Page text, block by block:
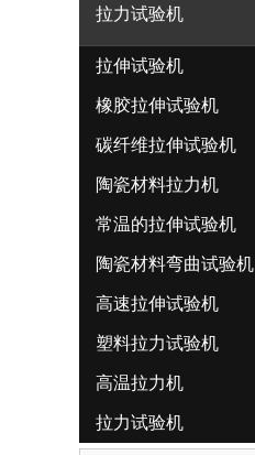
拉力试验机
拉伸试验机
橡胶拉伸试验机
碳纤维拉伸试验机
陶瓷材料拉力机
常温的拉伸试验机
陶瓷材料弯曲试验机
高速拉伸试验机
塑料拉力试验机
高温拉力机
拉力试验机